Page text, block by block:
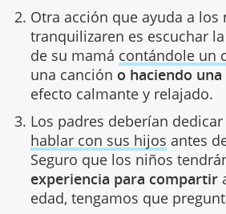
Otra acción que ayuda a los
tranquilizaren es escuchar
de su mamá contándole un
una canción o haciendo
efecto calmante y relajado.
Los padres deberían
hablar con sus hijos antes
Seguro que los niños
experiencia para compartir
edad, tengamos que